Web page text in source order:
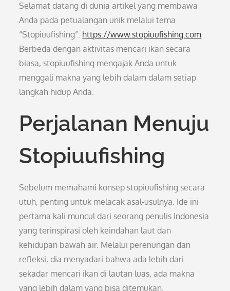
Selamat datang di dunia artikel yang membawa
Anda pada petualangan unik melalui tema
“Stopiuufishing”. https://www.stopiuufishing.com
Berbeda dengan aktivitas mencari ikan secara
biasa, stopiuufishing mengajak Anda untuk
menggali makna yang lebih dalam dalam setiap
langkah hidup Anda.
Perjalanan Menuju
Stopiuufishing
Sebelum memahami konsep stopiuufishing secara
utuh, penting untuk melacak asal-usulnya. Ide ini
pertama kali muncul dari seorang penulis Indonesia
yang terinspirasi oleh keindahan laut dan
kehidupan bawah air. Melalui perenungan dan
refleksi, dia menyadari bahwa ada lebih dari
sekadar mencari ikan di lautan luas, ada makna
yang lebih dalam yang bisa ditemukan.